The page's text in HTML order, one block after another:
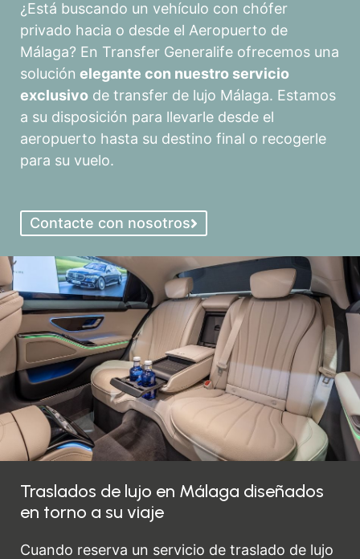
¿Está buscando un vehículo con chófer
privado hacia o desde el Aeropuerto de
Málaga? En Transfer Generalife ofrecemos una
solución elegante con nuestro servicio
exclusivo de transfer de lujo Málaga. Estamos
a su disposición para llevarle desde el
aeropuerto hasta su destino final o recogerle
para su vuelo.
Contacte con nosotros
Traslados de lujo en Málaga diseñados
en torno a su viaje
Cuando reserva un servicio de traslado de lujo